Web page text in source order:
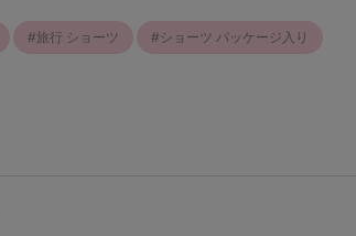
旅行 ショーツ ショーツ パッケージ入り